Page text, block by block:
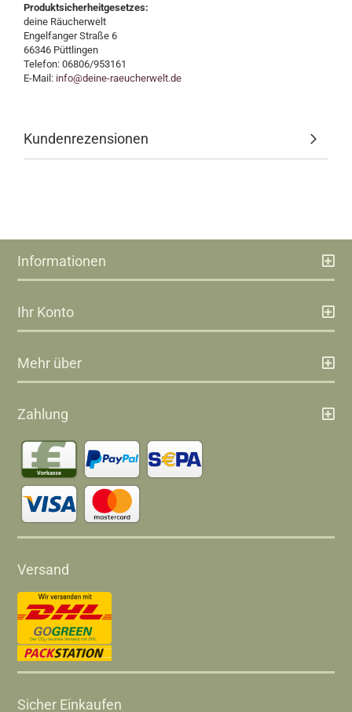
Produktsicherheitgesetzes:
deine Räucherwelt
Engelfanger Straße 6
66346 Püttlingen
Telefon: 06806/953161
E-Mail: info@deine-raeucherwelt.de
Kundenrezensionen
Informationen
Ihr Konto
Mehr über
Zahlung
Versand
Sicher Einkaufen